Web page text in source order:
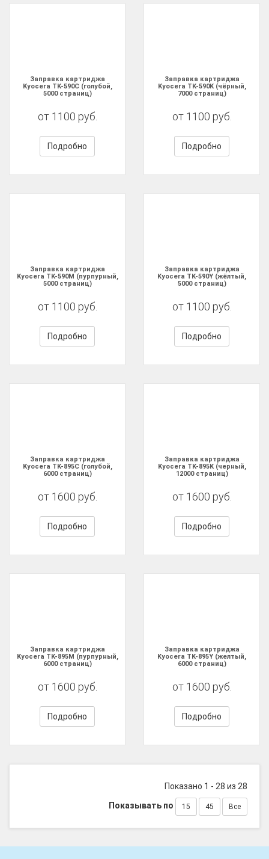
Заправка картриджа
Kyocera TK-590C (голубой,
5000 страниц)
от 1100 руб.
Подробно
Заправка картриджа
Kyocera TK-590K (чёрный,
7000 страниц)
от 1100 руб.
Подробно
Заправка картриджа
Kyocera TK-590M (пурпурный,
5000 страниц)
от 1100 руб.
Подробно
Заправка картриджа
Kyocera TK-590Y (жёлтый,
5000 страниц)
от 1100 руб.
Подробно
Заправка картриджа
Kyocera TK-895C (голубой,
6000 страниц)
от 1600 руб.
Подробно
Заправка картриджа
Kyocera TK-895K (черный,
12000 страниц)
от 1600 руб.
Подробно
Заправка картриджа
Kyocera TK-895M (пурпурный,
6000 страниц)
от 1600 руб.
Подробно
Заправка картриджа
Kyocera TK-895Y (желтый,
6000 страниц)
от 1600 руб.
Подробно
Показано 1 - 28 из 28
Показывать по
15 45 Все